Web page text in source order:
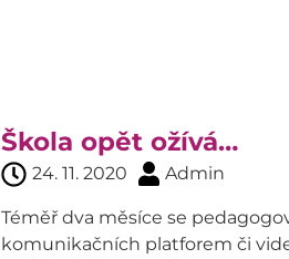
Škola opět ožívá…
24. 11. 2020 Admin
Téměř dva měsíce se
komunikačních platforem či